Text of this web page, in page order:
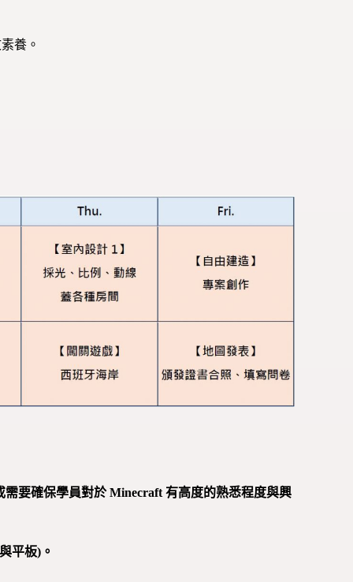
養。
要確保學員對於 Minecraft 有高度的熟悉程度與興
平板)。